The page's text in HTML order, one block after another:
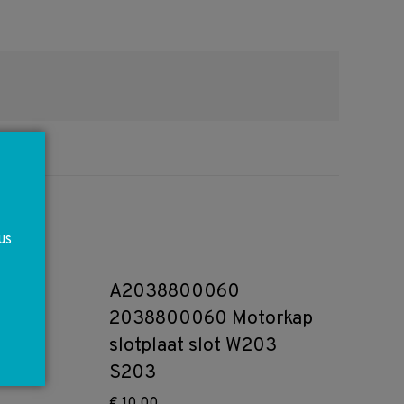
A2038800060
2038800060 Motorkap
slotplaat slot W203
S203